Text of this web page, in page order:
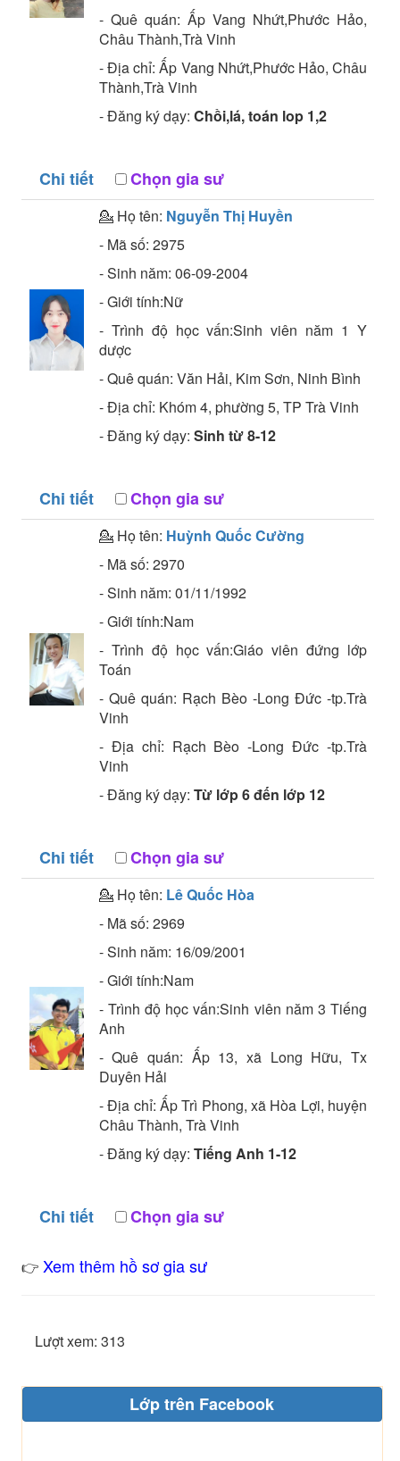
- Quê quán: Ấp Vang Nhứt,Phước Hảo,
Châu Thành,Trà Vinh
- Địa chỉ:Ấp Vang Nhứt,Phước Hảo, Châu
Thành,Trà Vinh
- Đăng ký dạy: Chồi,lá, toán lop 1,2
Chi tiết Chọn gia sư
💁 Họ tên: Nguyễn Thị Huyền
- Mã số: 2975
- Sinh năm: 06-09-2004
- Giới tính:Nữ
- Trình độ học vấn:Sinh viên năm 1 Y
dược
- Quê quán: Văn Hải, Kim Sơn, Ninh Bình
- Địa chỉ: Khóm 4, phường 5, TP Trà Vinh
- Đăng ký dạy: Sinh từ 8-12
Chi tiết Chọn gia sư
💁 Họ tên: Huỳnh Quốc Cường
- Mã số: 2970
- Sinh năm: 01/11/1992
- Giới tính:Nam
- Trình độ học vấn:Giáo viên đứng lớp
Toán
- Quê quán: Rạch Bèo -Long Đức -tp.Trà
Vinh
- Địa chỉ: Rạch Bèo -Long Đức -tp.Trà
Vinh
- Đăng ký dạy: Từ lớp 6 đến lớp 12
Chi tiết Chọn gia sư
💁 Họ tên: Lê Quốc Hòa
- Mã số: 2969
- Sinh năm: 16/09/2001
- Giới tính:Nam
- Trình độ học vấn:Sinh viên năm 3 Tiếng
Anh
- Quê quán: Ấp 13, xã Long Hữu, Tx
Duyên Hải
- Địa chỉ: Ấp Trì Phong, xã Hòa Lợi, huyện
Châu Thành, Trà Vinh
- Đăng ký dạy: Tiếng Anh 1-12
Chi tiết Chọn gia sư
👉 Xem thêm hồ sơ gia sư
Lượt xem: 313
Lớp trên Facebook